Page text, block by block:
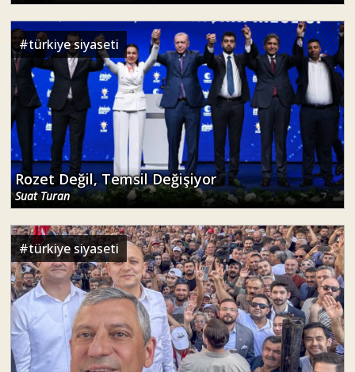
#türkiye siyaseti
Rozet Değil, Temsil Değişiyor
Suat Turan
#türkiye siyaseti